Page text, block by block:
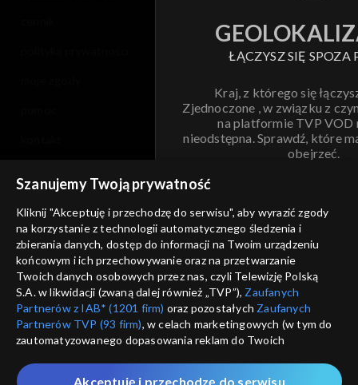
ŁĄCZYSZ SIĘ SPOZA
Kraj, z którego się
Zjednoczone , w związku z
na platformie TVP VOD
nieodstępna. Sprawdź, które
obejrzeć.
ANULUJ
informacje o dostawcy usług
Szanujemy Twoją prywatność
Kliknij "Akceptuję i przechodzę do serwisu", aby wyrazić zgody
na korzystanie z technologii automatycznego śledzenia i
zbierania danych, dostęp do informacji na Twoim urządzeniu
końcowym i ich przechowywanie oraz na przetwarzanie
Twoich danych osobowych przez nas, czyli Telewizję Polską
S.A. w likwidacji (zwaną dalej również „TVP”), Zaufanych
Partnerów z IAB* (1201 firm) oraz pozostałych Zaufanych
Partnerów TVP (93 firm), w celach marketingowych (w tym do
zautomatyzowanego dopasowania reklam do Twoich
które wskazujemy poniżej, a także zgody na udostępnianie
Akceptuję i przechodzę do serwisu